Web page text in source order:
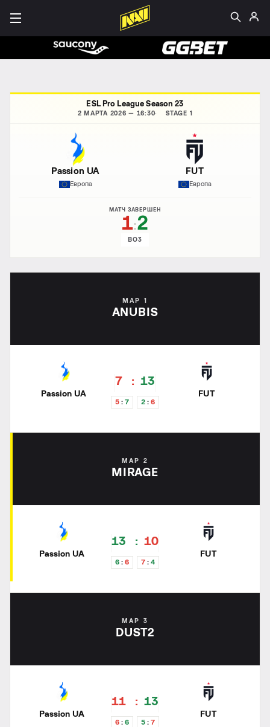
ESL Pro League Season 23
2 МАРТА 2026 — 16:30 STAGE 1
Passion UA
Европа
МАТЧ ЗАВЕРШЕН
1:2
BO3
FUT
Европа
MAP 1
ANUBIS
Passion UA
7 13
5 7 2 6
FUT
MAP 2
MIRAGE
Passion UA
13 10
6 6 7 4
FUT
MAP 3
DUST2
Passion UA
11 13
6 6 5 7
FUT